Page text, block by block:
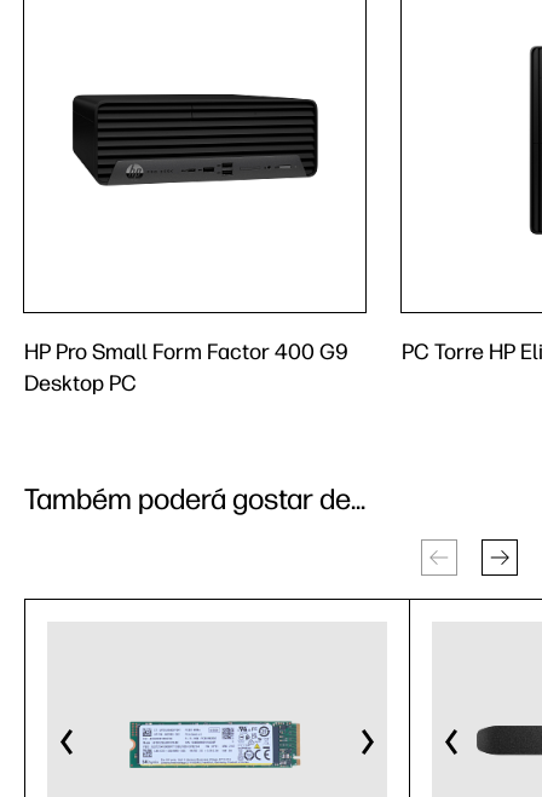
HP Pro Small Form Factor 400 G9
Desktop PC
PC Torre HP
Também poderá gostar de...